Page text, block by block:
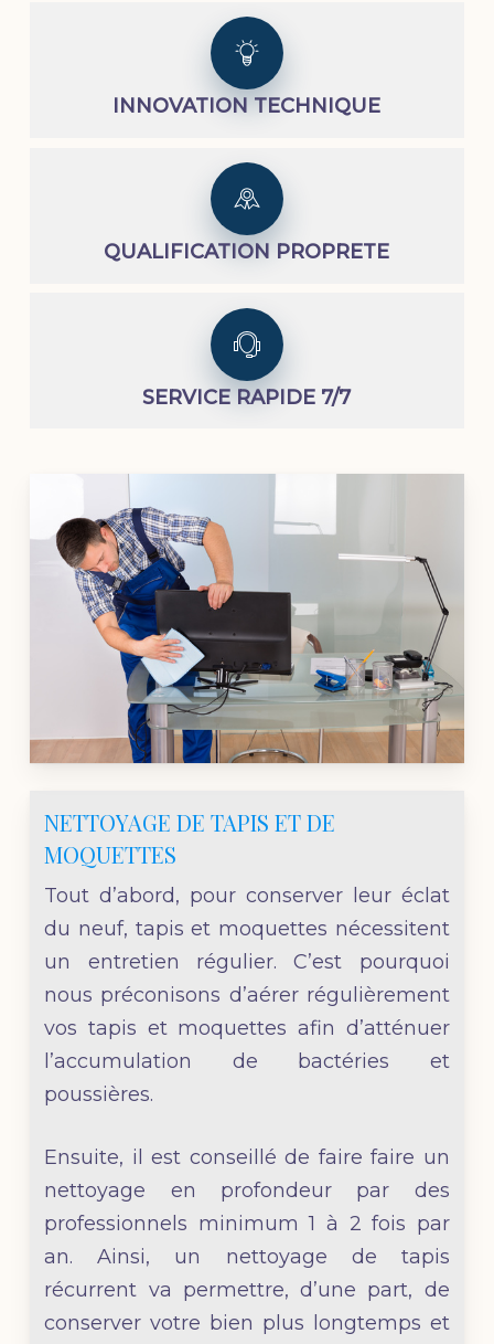
INNOVATION TECHNIQUE
QUALIFICATION PROPRETE
SERVICE RAPIDE 7/7
NETTOYAGE DE TAPIS ET DE
MOQUETTES
Tout d’abord, pour conserver leur éclat
du neuf, tapis et moquettes nécessitent
un entretien régulier. C’est pourquoi
nous préconisons d’aérer régulièrement
vos tapis et moquettes afin d’atténuer
l’accumulation de bactéries et
poussières.
Ensuite, il est conseillé de faire faire un
nettoyage en profondeur par des
professionnels minimum 1 à 2 fois par
an. Ainsi, un nettoyage de tapis
récurrent va permettre, d’une part, de
conserver votre bien plus longtemps et